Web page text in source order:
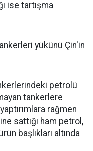
ise tartışma
yükünü Çin'in
petrolü
tankerlere
rağmen
sattığı ham petrol,
başlıkları altında